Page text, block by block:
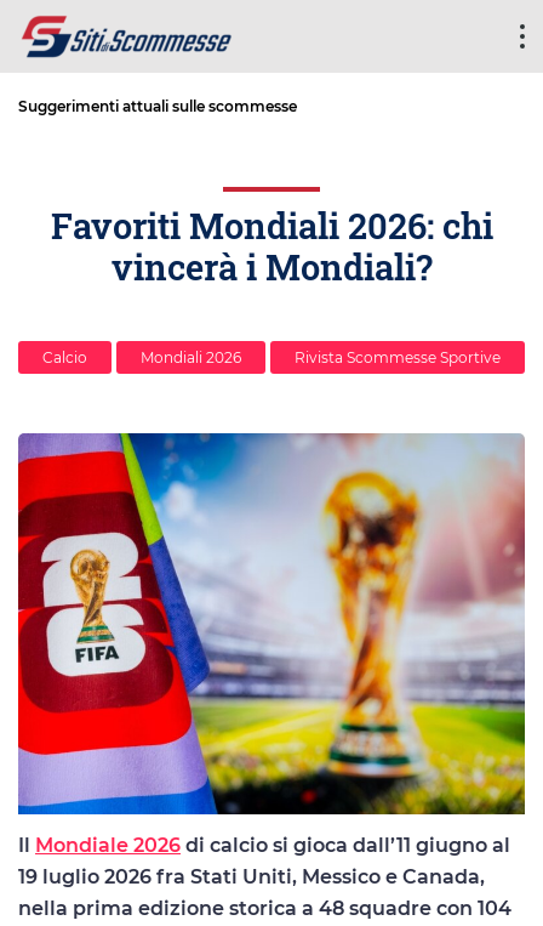
Suggerimenti attuali sulle scommesse
Favoriti Mondiali 2026: chi
vincerà i Mondiali?
Calcio Mondiali 2026 Rivista Scommesse Sportive
Il Mondiale 2026 di calcio si gioca dall’11 giugno al
19 luglio 2026 fra Stati Uniti, Messico e Canada,
nella prima edizione storica a 48 squadre con 104